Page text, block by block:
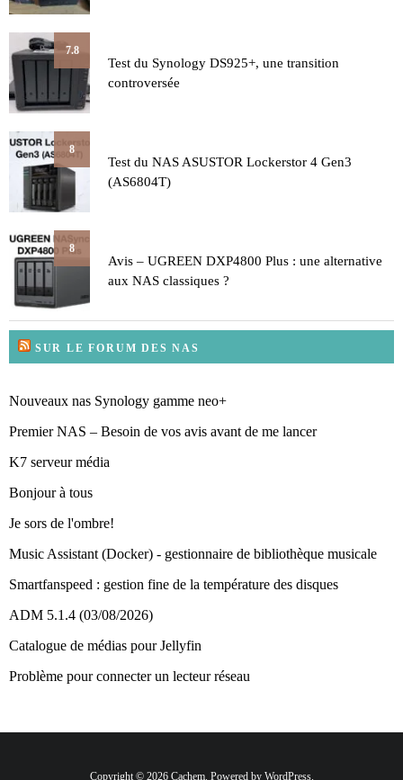
7.8
Test du Synology DS925+, une transition
controversée
8
Test du NAS ASUSTOR Lockerstor 4 Gen3
(AS6804T)
8
Avis – UGREEN DXP4800 Plus : une alternative
aux NAS classiques ?
SUR LE FORUM DES NAS
Nouveaux nas Synology gamme neo+
Premier NAS – Besoin de vos avis avant de me lancer
K7 serveur média
Bonjour à tous
Je sors de l'ombre!
Music Assistant (Docker) - gestionnaire de bibliothèque musicale
Smartfanspeed : gestion fine de la température des disques
ADM 5.1.4 (03/08/2026)
Catalogue de médias pour Jellyfin
Problème pour connecter un lecteur réseau
Copyright © 2026 Cachem. Powered by WordPress.